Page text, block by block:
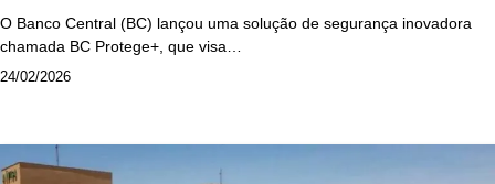
O Banco Central (BC) lançou uma solução de segurança inovadora
chamada BC Protege+, que visa…
24/02/2026